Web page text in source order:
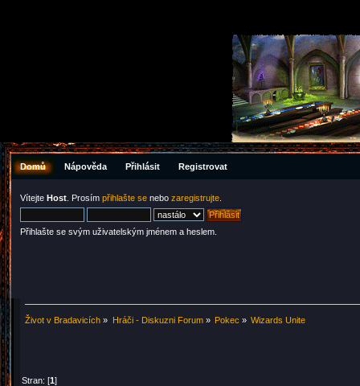
Domů Nápověda Přihlásit Registrovat
Vítejte Host . Prosím přihlašte se nebo zaregistrujte
Přihlašte se svým uživatelským jménem a heslem.
Život v Bradavicích » Hráči - Diskuzni Forum» Pokec » Wizards Unite
Stran: [1]